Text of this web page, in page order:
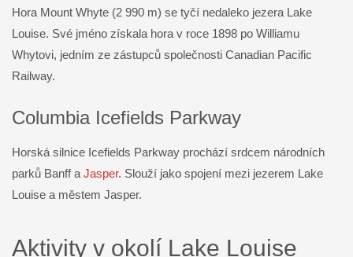
Hora Mount Whyte (2 990 m) se tyčí nedaleko jezera Lake
Louise. Své jméno získala hora v roce 1898 po Williamu
Whytovi, jedním ze zástupců společnosti Canadian Pacific
Railway.
Columbia Icefields Parkway
Horská silnice Icefields Parkway prochází srdcem národních
parků Banff a Jasper. Slouží jako spojení mezi jezerem Lake
Louise a městem Jasper.
Aktivity v okolí Lake Louise